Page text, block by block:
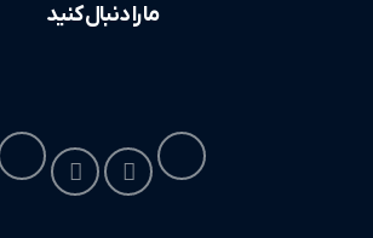
ما را دنبال کنید